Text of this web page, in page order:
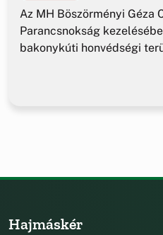
Az MH Böszörményi Géza
Parancsnokság
bakonykúti honvédségi
Hajmáskér